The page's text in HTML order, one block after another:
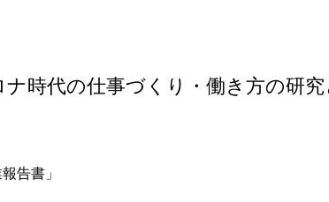
時代の仕事づくり・働き方の研
告書」